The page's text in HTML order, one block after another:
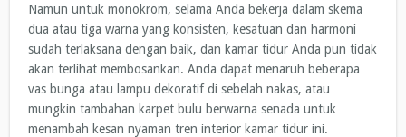
Namun untuk monokrom, selama Anda bekerja dalam skema
dua atau tiga warna yang konsisten, kesatuan dan harmoni
sudah terlaksana dengan baik, dan kamar tidur Anda pun tidak
akan terlihat membosankan. Anda dapat menaruh beberapa
vas bunga atau lampu dekoratif di sebelah nakas, atau
mungkin tambahan karpet bulu berwarna senada untuk
menambah kesan nyaman tren interior kamar tidur ini.